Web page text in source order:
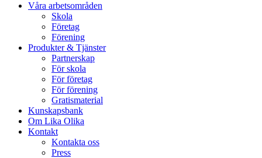
Våra arbetsområden
Skola
Företag
Förening
Produkter & Tjänster
Partnerskap
För skola
För företag
För förening
Gratismaterial
Kunskapsbank
Om Lika Olika
Kontakt
Kontakta oss
Press